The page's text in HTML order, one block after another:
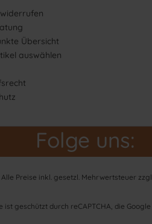
Übersicht
auswählen
Folge uns:
Alle Preise inkl. gesetzl. Mehrwertsteuer zzgl.
ist geschützt durch reCAPTCHA, die Google